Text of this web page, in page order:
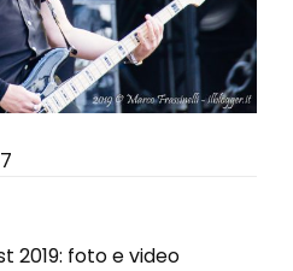
2019: foto e video